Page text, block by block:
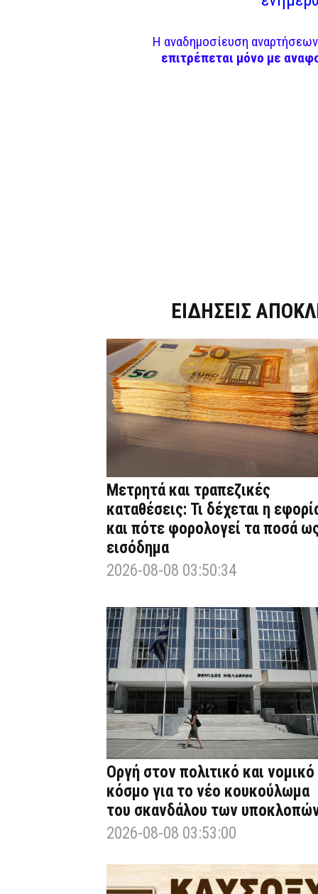
Η αναδημοσίευση
επιτρέπεται μόνο με
ΕΙΔΗΣΕΙΣ
Μετρητά και τραπεζικές
καταθέσεις: Τι δέχεται η
και πότε φορολογεί τα ποσά
εισόδημα
2026-08-08 03:50:34
Οργή στον πολιτικό και νομικό
κόσμο για το νέο κουκούλωμα
του σκανδάλου των
2026-08-08 03:53:00